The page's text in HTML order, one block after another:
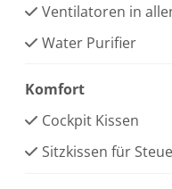
Ventilatoren in
Water Purifier
Komfort
Cockpit Kissen
Sitzkissen für